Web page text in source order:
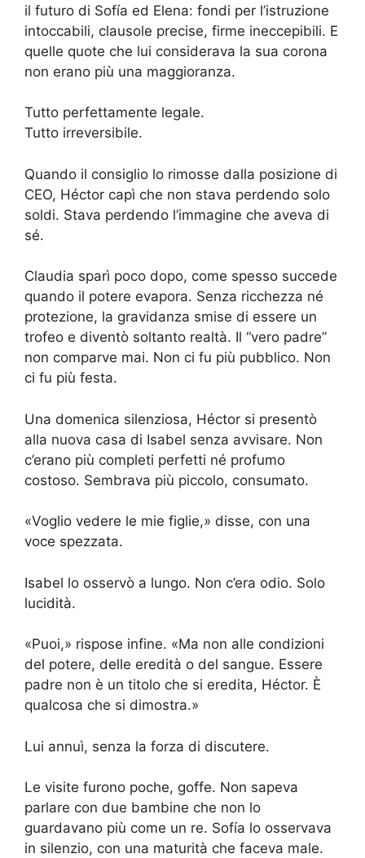
il futuro di Sofía ed Elena: fondi per l’istruzione
intoccabili, clausole precise, firme ineccepibili. E
quelle quote che lui considerava la sua corona
non erano più una maggioranza.
Tutto perfettamente legale.
Tutto irreversibile.
Quando il consiglio lo rimosse dalla posizione di
CEO, Héctor capì che non stava perdendo solo
soldi. Stava perdendo l’immagine che aveva di
sé.
Claudia sparì poco dopo, come spesso succede
quando il potere evapora. Senza ricchezza né
protezione, la gravidanza smise di essere un
trofeo e diventò soltanto realtà. Il “vero padre”
non comparve mai. Non ci fu più pubblico. Non
ci fu più festa.
Una domenica silenziosa, Héctor si presentò
alla nuova casa di Isabel senza avvisare. Non
c’erano più completi perfetti né profumo
costoso. Sembrava più piccolo, consumato.
«Voglio vedere le mie figlie,» disse, con una
voce spezzata.
Isabel lo osservò a lungo. Non c’era odio. Solo
lucidità.
«Puoi,» rispose infine. «Ma non alle condizioni
del potere, delle eredità o del sangue. Essere
padre non è un titolo che si eredita, Héctor. È
qualcosa che si dimostra.»
Lui annuì, senza la forza di discutere.
Le visite furono poche, goffe. Non sapeva
parlare con due bambine che non lo
guardavano più come un re. Sofía lo osservava
in silenzio, con una maturità che faceva male.